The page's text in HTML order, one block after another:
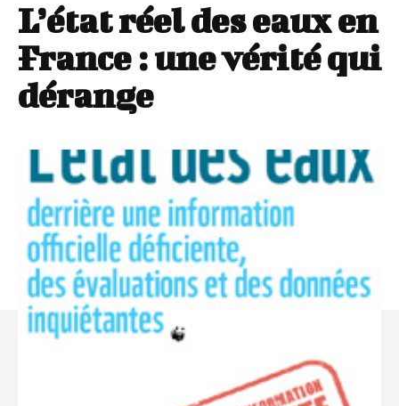
L’état réel des eaux en
France : une vérité qui
dérange